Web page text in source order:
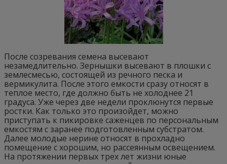
После созревания семена высевают
незамедлительно. Зернышки высевают в плошки с
землесмесью, состоящей из речного песка и
вермикулита. После этого емкости сразу относят в
теплое место, где должно быть не холоднее 21
градуса. Уже через две недели проклюнутся первые
ростки. Как только это произойдет, можно
приступать к пикировке саженцев по персональным
емкостям с заранее подготовленным субстратом.
Далее молодые нерине относят в прохладно
помещение с хорошим, но рассеянным освещением.
На протяжении первых трех лет жизни юные